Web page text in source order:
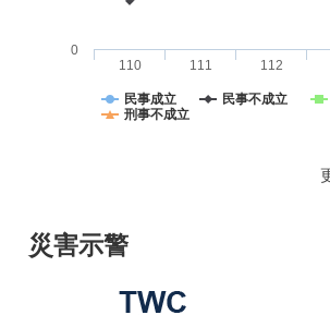
民事成立 民事不成立
刑事不成立
110 111 112
0
災害示警